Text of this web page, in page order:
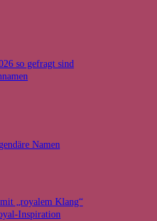
so gefragt sind
Namen
„royalem Klang“
Inspiration